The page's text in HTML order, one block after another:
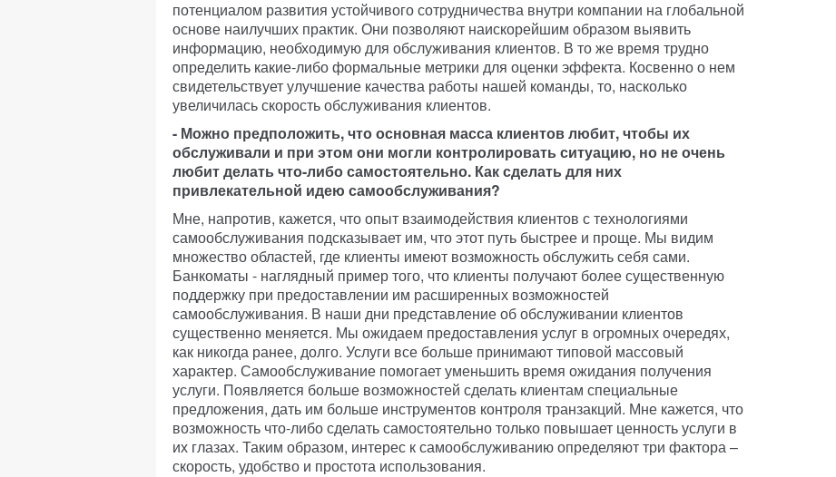
потенциалом развития устойчивого сотрудничества внутри компании на глобальной
основе наилучших практик. Они позволяют наискорейшим образом выявить
информацию, необходимую для обслуживания клиентов. В то же время трудно
определить какие-либо формальные метрики для оценки эффекта. Косвенно о нем
свидетельствует улучшение качества работы нашей команды, то, насколько
увеличилась скорость обслуживания клиентов.
- Можно предположить, что основная масса клиентов любит, чтобы их
обслуживали и при этом они могли контролировать ситуацию, но не очень
любит делать что-либо самостоятельно. Как сделать для них
привлекательной идею самообслуживания?
Мне, напротив, кажется, что опыт взаимодействия клиентов с технологиями
самообслуживания подсказывает им, что этот путь быстрее и проще. Мы видим
множество областей, где клиенты имеют возможность обслужить себя сами.
Банкоматы - наглядный пример того, что клиенты получают более существенную
поддержку при предоставлении им расширенных возможностей
самообслуживания. В наши дни представление об обслуживании клиентов
существенно меняется. Мы ожидаем предоставления услуг в огромных очередях,
как никогда ранее, долго. Услуги все больше принимают типовой массовый
характер. Самообслуживание помогает уменьшить время ожидания получения
услуги. Появляется больше возможностей сделать клиентам специальные
предложения, дать им больше инструментов контроля транзакций. Мне кажется, что
возможность что-либо сделать самостоятельно только повышает ценность услуги в
их глазах. Таким образом, интерес к самообслуживанию определяют три фактора –
скорость, удобство и простота использования.